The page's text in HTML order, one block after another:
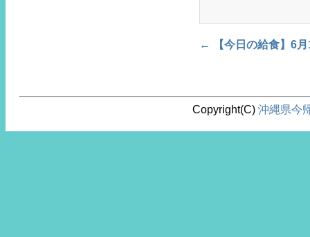
Post navigation
← 【今日の給食】6
Copyright(C)沖縄県今